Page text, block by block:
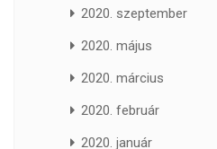
2020. szeptember
2020. május
2020. március
2020. február
2020. január